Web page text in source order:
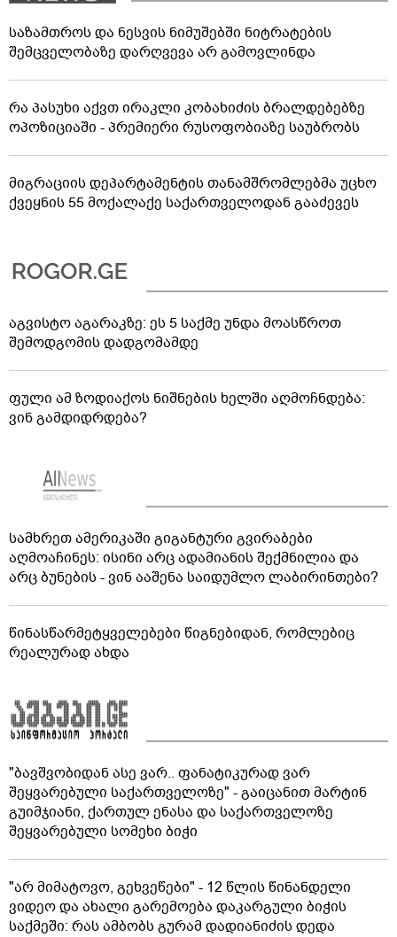
საზამთროს და ნესვის ნიმუშებში ნიტრატების
შემცველობაზე დარღვევა არ გამოვლინდა
რა პასუხი აქვთ ირაკლი კობახიძის ბრალდებებზე
ოპოზიციაში - პრემიერი რუსოფობიაზე საუბრობს
მიგრაციის დეპარტამენტის თანამშრომლებმა უცხო
ქვეყნის 55 მოქალაქე საქართველოდან გააძევეს
აგვისტო აგარაკზე: ეს 5 საქმე უნდა მოასწროთ
შემოდგომის დადგომამდე
ფული ამ ზოდიაქოს ნიშნების ხელში აღმოჩნდება:
ვინ გამდიდრდება?
სამხრეთ ამერიკაში გიგანტური გვირაბები
აღმოაჩინეს: ისინი არც ადამიანის შექმნილია და
არც ბუნების - ვინ ააშენა საიდუმლო ლაბირინთები?
წინასწარმეტყველებები წიგნებიდან, რომლებიც
რეალურად ახდა
"ბავშვობიდან ასე ვარ.. ფანატიკურად ვარ
შეყვარებული საქართველოზე" - გაიცანით მარტინ
გუიმჯიანი, ქართულ ენასა და საქართველოზე
შეყვარებული სომეხი ბიჭი
"არ მიმატოვო, გეხვეწები" - 12 წლის წინანდელი
ვიდეო და ახალი გარემოება დაკარგული ბიჭის
საქმეში: რას ამბობს გურამ დადიანიძის დედა